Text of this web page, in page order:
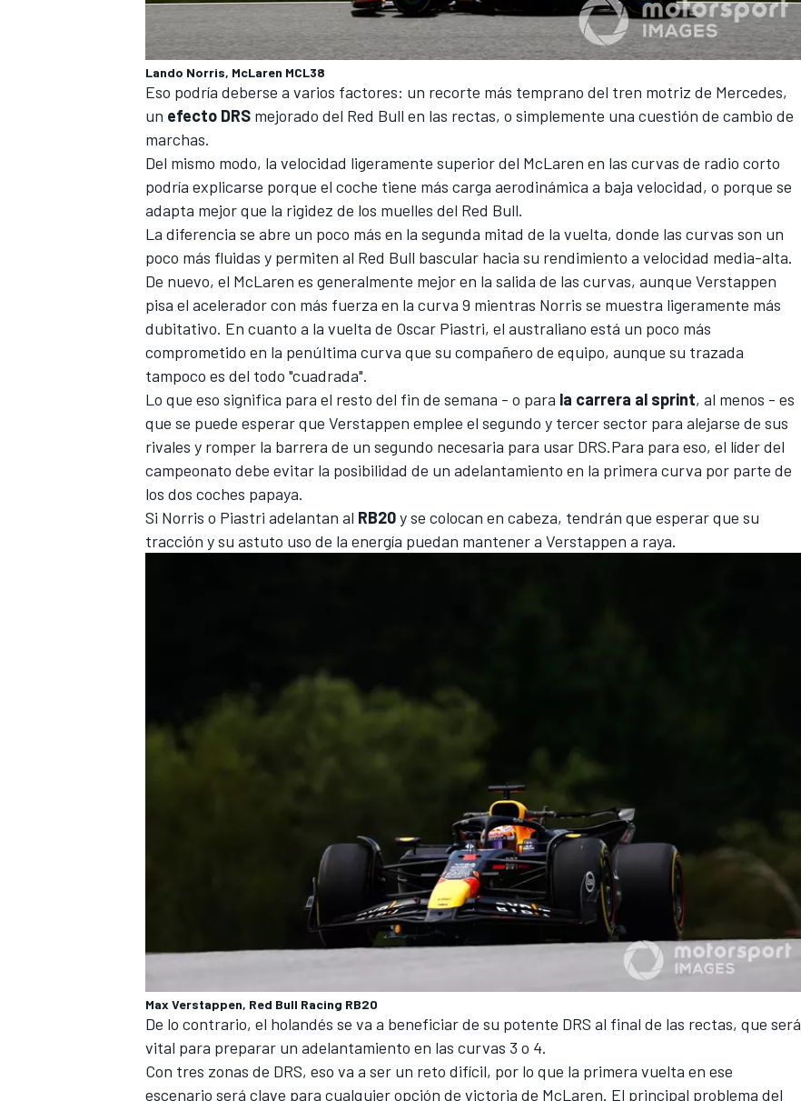
Lando Norris, McLaren MCL38
Eso podría deberse a varios factores: un recorte más temprano del tren motriz de Mercedes,
un efecto DRS mejorado del Red Bull en las rectas, o simplemente una cuestión de cambio de
marchas.
Del mismo modo, la velocidad ligeramente superior del McLaren en las curvas de radio corto
podría explicarse porque el coche tiene más carga aerodinámica a baja velocidad, o porque se
adapta mejor que la rigidez de los muelles del Red Bull.
La diferencia se abre un poco más en la segunda mitad de la vuelta, donde las curvas son un
poco más fluidas y permiten al Red Bull bascular hacia su rendimiento a velocidad media-alta.
De nuevo, el McLaren es generalmente mejor en la salida de las curvas, aunque Verstappen
pisa el acelerador con más fuerza en la curva 9 mientras Norris se muestra ligeramente más
dubitativo. En cuanto a la vuelta de Oscar Piastri, el australiano está un poco más
comprometido en la penúltima curva que su compañero de equipo, aunque su trazada
tampoco es del todo "cuadrada".
Lo que eso significa para el resto del fin de semana - o para la carrera al sprint, al menos - es
que se puede esperar que Verstappen emplee el segundo y tercer sector para alejarse de sus
rivales y romper la barrera de un segundo necesaria para usar DRS.Para para eso, el líder del
campeonato debe evitar la posibilidad de un adelantamiento en la primera curva por parte de
los dos coches papaya.
Si Norris o Piastri adelantan al RB20y se colocan en cabeza, tendrán que esperar que su
tracción y su astuto uso de la energía puedan mantener a Verstappen a raya.
Max Verstappen, Red Bull Racing RB20
De lo contrario, el holandés se va a beneficiar de su potente DRS al final de las rectas, que será
vital para preparar un adelantamiento en las curvas 3 o 4.
Con tres zonas de DRS, eso va a ser un reto difícil, por lo que la primera vuelta en ese
escenario será clave para cualquier opción de victoria de McLaren. El principal problema del